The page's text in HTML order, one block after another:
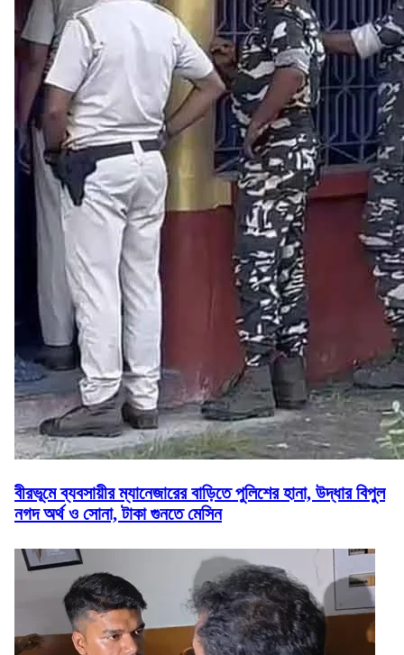
বীরভূমে ব্যবসায়ীর ম্যানেজারের বাড়িতে পুলিশের হানা, উদ্ধার বিপুল
নগদ অর্থ ও সোনা, টাকা গুনতে মেসিন